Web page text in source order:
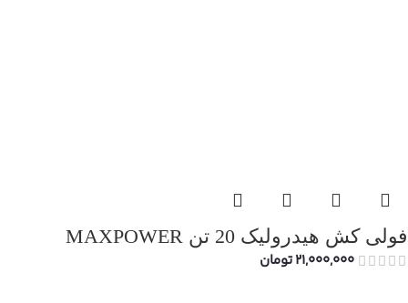
فولی کش هیدرولیک 20 تن MAXPOWER
21,000,000تومان